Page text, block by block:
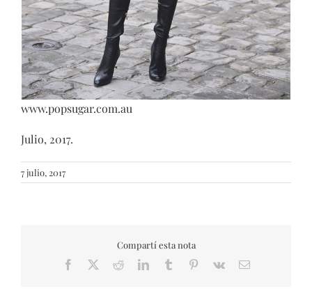
www.popsugar.com.au
Julio, 2017.
7 julio, 2017
Compartí esta nota
Facebook RedditLinkedInTumblr Pinterest
Vk Email